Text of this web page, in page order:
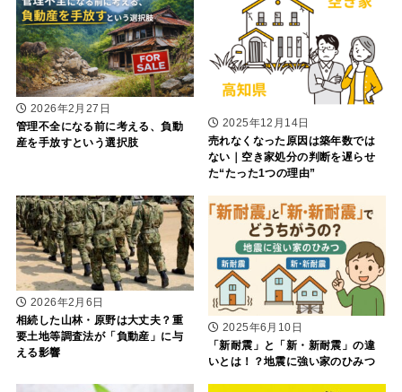
2026年2月27日
管理不全になる前に考える、負動
産を手放すという選択肢
2025年12月14日
売れなくなった原因は築年数では
ない｜空き家処分の判断を遅らせ
た“たった1つの理由”
2026年2月6日
相続した山林・原野は大丈夫？重
要土地等調査法が「負動産」に与
える影響
2025年6月10日
「新耐震」と「新・新耐震」の違
いとは！？地震に強い家のひみつ